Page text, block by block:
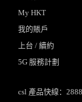
My HKT
我的賬戶
上台 / 續約
5G 服務計劃
csl 產品快線：